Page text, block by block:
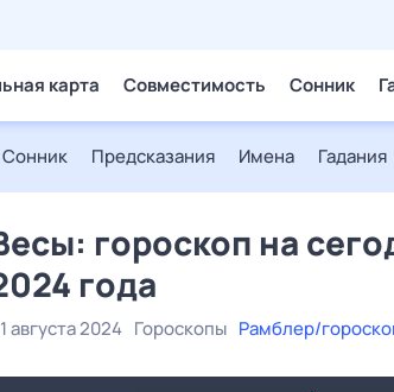
карта Совместимость Сонник
Сонник Предсказания Имена Гадания
гороскоп на
года
августа 2024 Гороскопы Рамблер/